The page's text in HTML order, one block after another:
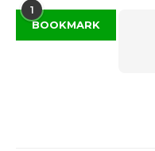
1
BOOKMARK